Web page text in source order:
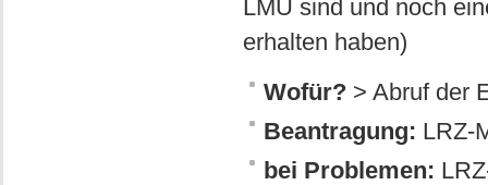
LMU sind und noch
erhalten haben)
Wofür? > Abruf der
Beantragung: LRZ-
bei Problemen: